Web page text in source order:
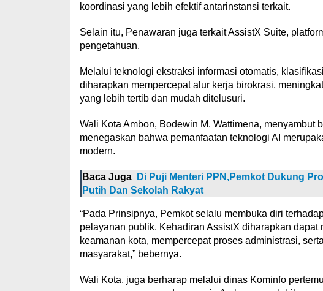
koordinasi yang lebih efektif antarinstansi terkait.
Selain itu, Penawaran juga terkait AssistX Suite,
pengetahuan.
Melalui teknologi ekstraksi informasi otomatis,
diharapkan mempercepat alur kerja birokrasi,
yang lebih tertib dan mudah ditelusuri.
Wali Kota Ambon, Bodewin M. Wattimena, menyambut
menegaskan bahwa pemanfaatan teknologi AI
modern.
Baca Juga
Di Puji Menteri PPN,Pemkot Dukung
Putih Dan Sekolah Rakyat
“Pada Prinsipnya, Pemkot selalu membuka diri
pelayanan publik. Kehadiran AssistX diharapkan
keamanan kota, mempercepat proses administrasi,
masyarakat,” bebernya.
Wali Kota, juga berharap melalui dinas Kominfo